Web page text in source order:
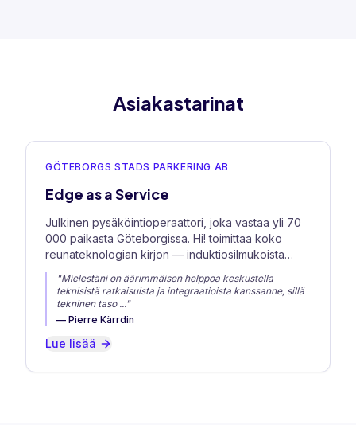
Asiakastarinat
GÖTEBORGS STADS PARKERING AB
Edge as a Service
Julkinen pysäköintioperaattori, joka vastaa yli 70
000 paikasta Göteborgissa. Hi! toimittaa koko
reunateknologian kirjon — induktiosilmukoista
yksittäispaikkasensoreihin.
"Mielestäni on äärimmäisen helppoa keskustella
teknisistä ratkaisuista ja integraatioista kanssanne, sillä
tekninen taso ..."
— Pierre Kärrdin
Lue lisää